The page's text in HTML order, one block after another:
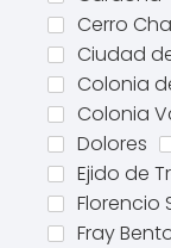
Cerro
Ciudad
Colonia
Colonia
Dolores
Ejido de
Florencio
Fray